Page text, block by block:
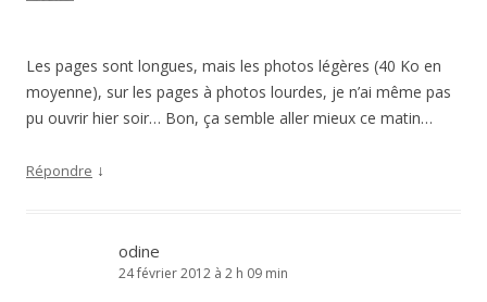
Les pages sont longues, mais les photos légères (40 Ko en
moyenne), sur les pages à photos lourdes, je n’ai même pas
pu ouvrir hier soir… Bon, ça semble aller mieux ce matin…
Répondre ↓
odine
24 février 2012 à 2 h 09 min